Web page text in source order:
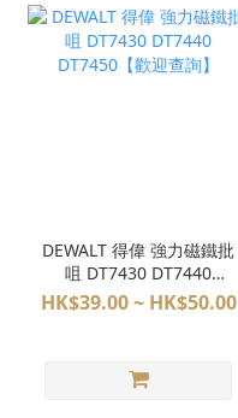
DEWALT 得偉 強力磁鐵批
咀 DT7430 DT7440
DT7450【歡迎查詢】
HK$39.00 ~ HK$50.00